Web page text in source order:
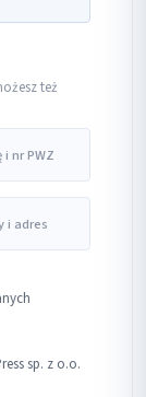
też
nr PWZ
i adres
sp. z o.o.